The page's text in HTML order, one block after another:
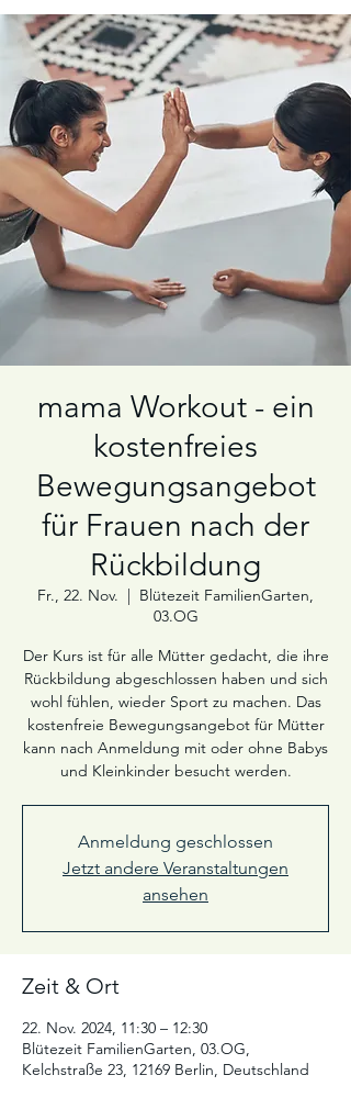
mama Workout - ein
kostenfreies
Bewegungsangebot
für Frauen nach der
Rückbildung
Fr., 22. Nov.
  |
Blütezeit FamilienGarten,
03.OG
Der Kurs ist für alle Mütter gedacht, die ihre
Rückbildung abgeschlossen haben und sich
wohl fühlen, wieder Sport zu machen. Das
kostenfreie Bewegungsangebot für Mütter
kann nach Anmeldung mit oder ohne Babys
und Kleinkinder besucht werden.
Anmeldung geschlossen
Jetzt andere Veranstaltungen
ansehen
Zeit & Ort
22. Nov. 2024, 11:30 – 12:30
Blütezeit FamilienGarten, 03.OG,
Kelchstraße 23, 12169 Berlin, Deutschland